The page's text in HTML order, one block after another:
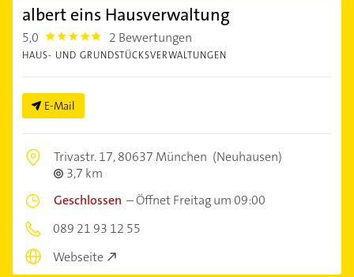
albert eins Hausverwaltung
5,0 5.0 2 Bewertungen
HAUS- UND GRUNDSTÜCKSVERWALTUNGEN
E-Mail
Trivastr. 17,80637 München (Neuhausen)
3,7 km
Geschlossen –Öffnet Freitag um 09:00
089 21 93 12 55
Webseite